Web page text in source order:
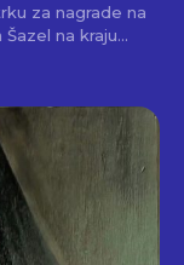
za nagrade na
na kraju...